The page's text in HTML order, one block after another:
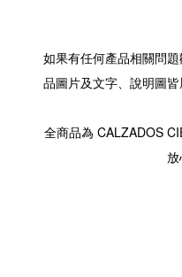
如果有任何產品相關問
品圖片及文字、說明圖
全商品為 CALZADOS
放